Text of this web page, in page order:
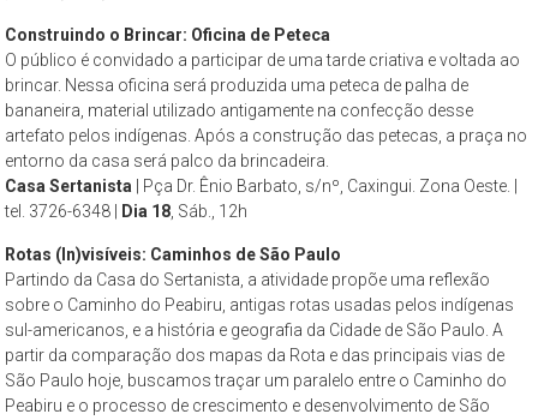
e
ambiental.
Construindo o Brincar: Oficina de Peteca
O público é convidado a participar de uma tarde criativa e voltada ao
brincar. Nessa oficina será produzida uma peteca de palha de
bananeira, material utilizado antigamente na confecção desse
artefato pelos indígenas. Após a construção das petecas, a praça no
entorno da casa será palco da brincadeira.
Casa Sertanista | Pça Dr. Ênio Barbato, s/nº, Caxingui. Zona Oeste. |
tel. 3726-6348 |
Dia 18 , Sáb., 12h
Rotas (In)visíveis: Caminhos de São Paulo
Partindo da Casa do Sertanista, a atividade propõe uma reflexão
sobre o Caminho do Peabiru, antigas rotas usadas pelos indígenas
sul-americanos, e a história e geografia da Cidade de São Paulo. A
partir da comparação dos mapas da Rota e das principais vias de
São Paulo hoje, buscamos traçar um paralelo entre o Caminho do
Peabiru e o processo de crescimento e desenvolvimento de São